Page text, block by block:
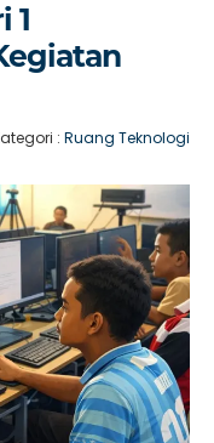
1
: Ruang Teknologi